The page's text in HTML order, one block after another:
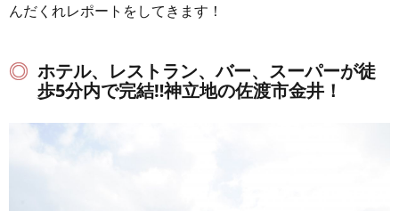
んだくれレポートをしてきます！
ホテル、レストラン、バー、スーパーが徒
歩5分内で完結‼神立地の佐渡市金井！